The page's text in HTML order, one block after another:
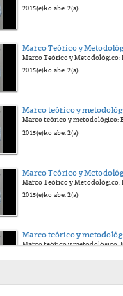
2015(e)ko abe. 2(a)
2015(e)ko abe. 2(a)
2015(e)ko abe. 2(a)
2015(e)ko abe. 2(a)